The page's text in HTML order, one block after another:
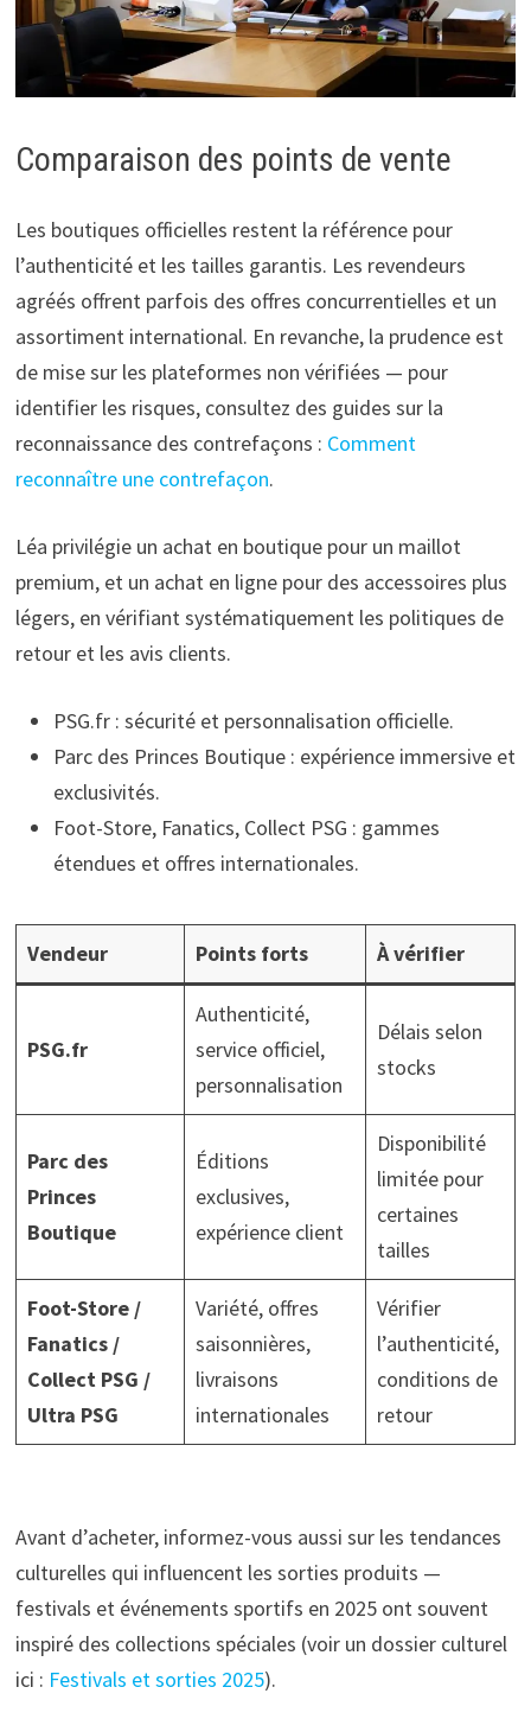
Comparaison des points de vente
Les boutiques officielles restent la référence pour
l’authenticité et les tailles garantis. Les revendeurs
agréés offrent parfois des offres concurrentielles et un
assortiment international. En revanche, la prudence est
de mise sur les plateformes non vérifiées — pour
identifier les risques, consultez des guides sur la
reconnaissance des contrefaçons : Comment
reconnaître une contrefaçon.
Léa privilégie un achat en boutique pour un maillot
premium, et un achat en ligne pour des accessoires plus
légers, en vérifiant systématiquement les politiques de
retour et les avis clients.
PSG.fr : sécurité et personnalisation officielle.
Parc des Princes Boutique : expérience immersive et
exclusivités.
Foot-Store, Fanatics, Collect PSG : gammes
étendues et offres internationales.
Vendeur Points forts À vérifier
PSG.fr
Authenticité,
service officiel,
personnalisation
Délais selon
stocks
Parc des
Princes
Boutique
Éditions
exclusives,
expérience client
Disponibilité
limitée pour
certaines
tailles
Foot-Store /
Fanatics /
Collect PSG /
Ultra PSG
Variété, offres
saisonnières,
livraisons
internationales
Vérifier
l’authenticité,
conditions de
retour
Avant d’acheter, informez-vous aussi sur les tendances
culturelles qui influencent les sorties produits —
festivals et événements sportifs en 2025 ont souvent
inspiré des collections spéciales (voir un dossier culturel
ici : Festivals et sorties 2025).